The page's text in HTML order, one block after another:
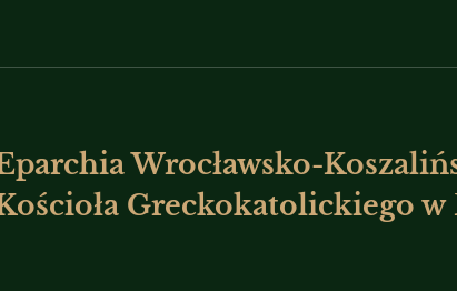
Wrocławsko-
Greckokatolickiego w